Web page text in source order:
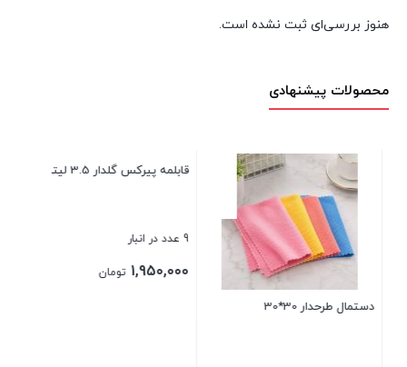
هنوز بررسی‌ای ثبت نشده است.
محصولات پیشنهادی
قابلمه پیرکس گلدار 3.5 لیتری
بادبزن مانلی پاتریس
21 عدد در انبار
110,000 تومان